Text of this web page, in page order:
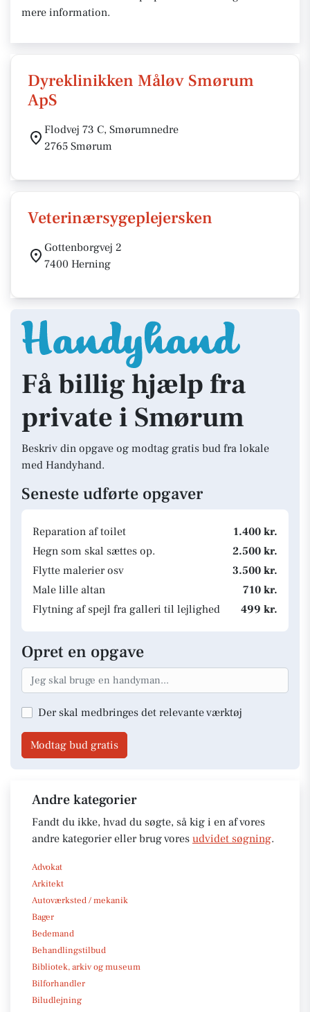
mere information.
Dyreklinikken Måløv Smørum
ApS
Flodvej 73 C, Smørumnedre
2765 Smørum
Veterinærsygeplejersken
Gottenborgvej 2
7400 Herning
Få billig hjælp fra
private i Smørum
Beskriv din opgave og modtag gratis bud fra lokale
med Handyhand.
Seneste udførte opgaver
Reparation af toilet
1.400 kr.
Hegn som skal sættes op.
2.500 kr.
Flytte malerier osv
3.500 kr.
Male lille altan
710 kr.
Flytning af spejl fra galleri til lejlighed
499 kr.
Opret en opgave
Der skal medbringes det relevante værktøj
Modtag bud gratis
Andre kategorier
Fandt du ikke, hvad du søgte, så kig i en af vores
andre kategorier eller brug vores udvidet søgning.
Advokat
Arkitekt
Autoværksted / mekanik
Bager
Bedemand
Behandlingstilbud
Bibliotek, arkiv og museum
Bilforhandler
Biludlejning